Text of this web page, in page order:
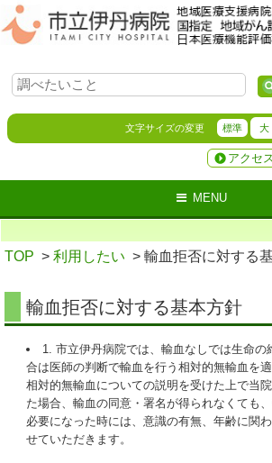
文字サイズの変更 標準 大
アクセ
MENU
TOP > 利用したい > 輸血拒否に対する
輸血拒否に対する基本方針
1. 市立伊丹病院では、輸血なしでは生命の
合は医師の判断で輸血を行う相対的無輸血を適
相対的無輸血についての説明を受けた上で当
た場合、輸血の同意・署名が得られなくても
必要になった時には、意識の有無、年齢に関
せていただきます。